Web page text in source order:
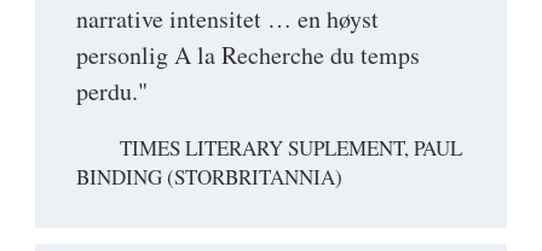
narrative intensitet … en høyst
personlig A la Recherche du temps
perdu."
TIMES LITERARY SUPLEMENT, PAUL
BINDING (STORBRITANNIA)